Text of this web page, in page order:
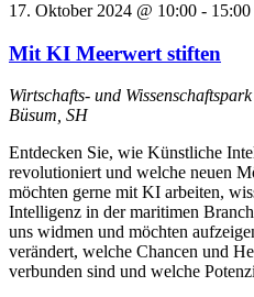
17. Oktober 2024 @ 10:00 - 15:00
Mit KI Meerwert stiften
Wirtschafts- und
Büsum, SH
Entdecken Sie, wie Künstliche
revolutioniert und welche neuen
möchten gerne mit KI arbeiten,
Intelligenz in der maritimen
uns widmen und möchten
verändert, welche Chancen und
verbunden sind und welche